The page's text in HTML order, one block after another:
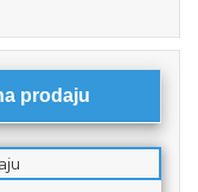
prodaju